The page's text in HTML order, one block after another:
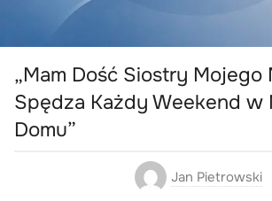
„Mam Dość Siostry Mojego
Spędza Każdy Weekend w
Domu”
Jan Pietrowski